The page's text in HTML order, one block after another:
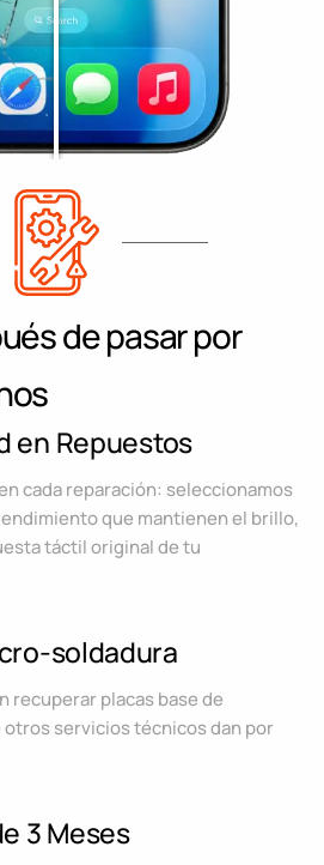
de pasar por
en Repuestos
cada reparación: seleccionamos
que mantienen el brillo,
táctil original de tu
soldadura
recuperar placas base de
otros servicios técnicos dan por
3 Meses